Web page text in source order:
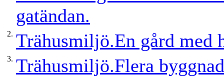
gatändan.
2. Trähusmiljö.En gård med
3. Trähusmiljö.Flera